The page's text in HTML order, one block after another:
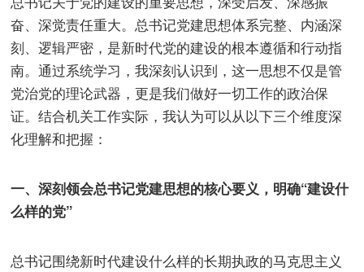
奋、深觉责任重大。总书记党建思想体系完整、内涵深
刻、逻辑严密，是新时代党的建设的根本遵循和行动指
南。通过系统学习，我深刻认识到，这一思想不仅是管
党治党的理论武器，更是我们做好一切工作的政治保
证。结合机关工作实际，我认为可以从以下三个维度深
化理解和把握：
一、深刻领会总书记党建思想的核心要义，明确“建设什
么样的党”
总书记围绕新时代建设什么样的长期执政的马克思主义